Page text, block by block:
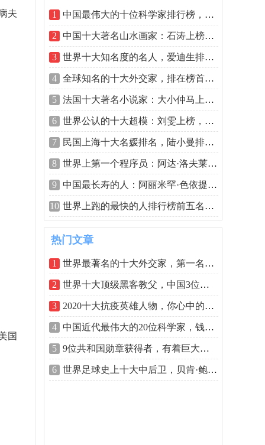
夫
国
1 中国最伟大的十位科学家排行榜，钱学森
2 中国十大著名山水画家：石涛上榜，展子
3 世界十大知名度的名人，爱迪生排在第一
4 全球知名的十大外交家，排在榜首的是周
5 法国十大著名小说家：大小仲马上榜，雨
6 世界公认的十大超模：刘雯上榜，一个比
7 民国上海十大名媛排名，陆小曼排在榜单
8 世界上第一个程序员：阿达·洛夫莱斯，
9 中国最长寿的人：阿丽米罕·色依提享年
10 世界上跑的最快的人排行榜前五名，博尔
热门文章
1 世界最著名的十大外交家，第一名绝对实
2 世界十大顶级黑客教父，中国3位上榜
3 2020十大抗疫英雄人物，你心中的抗疫英雄
4 中国近代最伟大的20位科学家，钱学森榜
5 9位共和国勋章获得者，有着巨大贡献的人
6 世界足球史上十大中后卫，贝肯·鲍尔位